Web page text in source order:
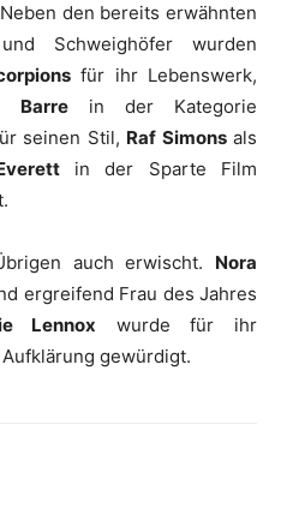
den bereits erwähnten
Schweighöfer wurden
für ihr Lebenswerk,
Barre in der Kategorie
seinen Stil, Raf Simonsals
in der Sparte Film
auch erwischt. Nora
ergreifend Frau des Jahres
Lennox wurde für ihr
Aufklärung gewürdigt.